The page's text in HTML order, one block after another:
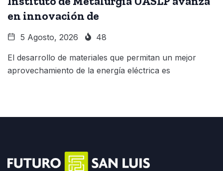
en innovación de
5 Agosto, 2026 48
El desarrollo de materiales que permitan un mejor
aprovechamiento de la energía eléctrica es